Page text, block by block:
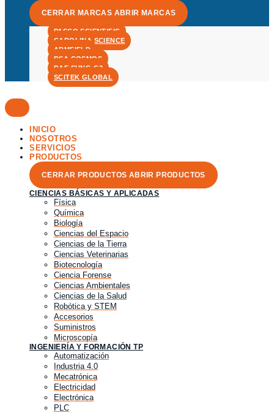
CERRAR MARCAS ABRIR MARCAS
PASCO SCIENTIFIC
CAROLINA SCIENCE
ARMFIELD
RSA COSMOS
DAE SUNG G3
SCITEK GLOBAL
INICIO
NOSOTROS
SERVICIOS
PRODUCTOS
CERRAR PRODUCTOS ABRIR PRODUCTOS
CIENCIAS BÁSICAS Y APLICADAS
Física
Química
Biología
Ciencias del Espacio
Ciencias de la Tierra
Ciencias Veterinarias
Biotecnología
Ciencia Forense
Ciencias Ambientales
Ciencias de la Salud
Robótica y STEM
Accesorios
Suministros
Microscopía
INGENIERÍA Y FORMACIÓN TP
Automatización
Industria 4.0
Mecatrónica
Electricidad
Electrónica
PLC